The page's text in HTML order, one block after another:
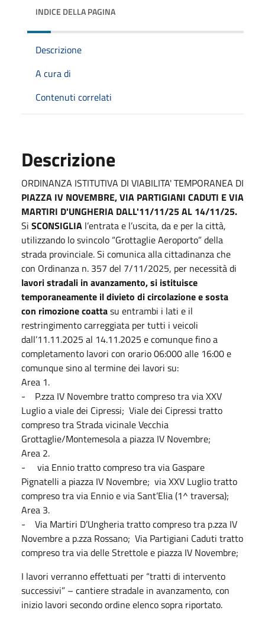
INDICE DELLA PAGINA
Descrizione
A cura di
Contenuti correlati
Descrizione
ORDINANZA ISTITUTIVA DI VIABILITA' TEMPORANEA DI
PIAZZA IV NOVEMBRE, VIA PARTIGIANI CADUTI E VIA
MARTIRI D'UNGHERIA DALL'11/11/25 AL 14/11/25.
Si SCONSIGLIA l’entrata e l’uscita, da e per la città,
utilizzando lo svincolo “Grottaglie Aeroporto” della
strada provinciale. Si comunica alla cittadinanza che
con Ordinanza n. 357 del 7/11/2025, per necessità di
lavori stradali in avanzamento, si istituisce
temporaneamente il divieto di circolazione e sosta
con rimozione coattasu entrambi i lati e il
restringimento carreggiata per tutti i veicoli
dall’11.11.2025 al 14.11.2025 e comunque fino a
completamento lavori con orario 06:000 alle 16:00 e
comunque sino al termine dei lavori su:
Area 1.
- P.zza IV Novembre tratto compreso tra via XXV
Luglio a viale dei Cipressi; Viale dei Cipressi tratto
compreso tra Strada vicinale Vecchia
Grottaglie/Montemesola a piazza IV Novembre;
Area 2.
- via Ennio tratto compreso tra via Gaspare
Pignatelli a piazza IV Novembre; via XXV Luglio tratto
compreso tra via Ennio e via Sant’Elia (1^ traversa);
Area 3.
- Via Martiri D’Ungheria tratto compreso tra p.zza IV
Novembre a p.zza Rossano; Via Partigiani Caduti tratto
compreso tra via delle Strettole e piazza IV Novembre;
I lavori verranno effettuati per “tratti di intervento
successivi” – cantiere stradale in avanzamento, con
inizio lavori secondo ordine elenco sopra riportato.